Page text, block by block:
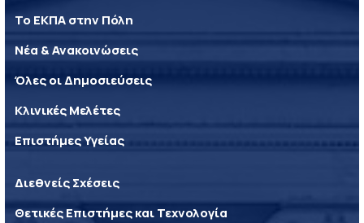
Το ΕΚΠΑ στην Πόλη
Νέα & Ανακοινώσεις
Όλες οι Δημοσιεύσεις
Κλινικές Μελέτες
Επιστήμες Υγείας
Διεθνείς Σχέσεις
Θετικές Επιστήμες και Τεχνολογία